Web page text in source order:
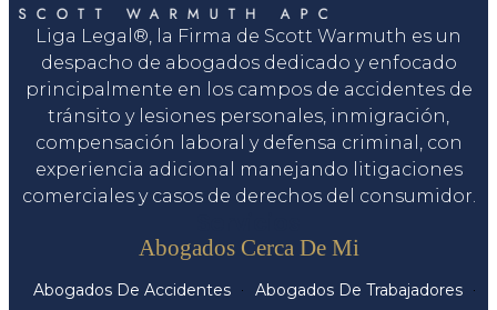
Liga Legal®, la Firma de Scott Warmuth es un
despacho de abogados dedicado y enfocado
principalmente en los campos de accidentes de
tránsito y lesiones personales, inmigración,
compensación laboral y defensa criminal, con
experiencia adicional manejando litigaciones
comerciales y casos de derechos del consumidor.
Abogados Cerca De Mi
Abogados De Accidentes Abogados De Trabajadores